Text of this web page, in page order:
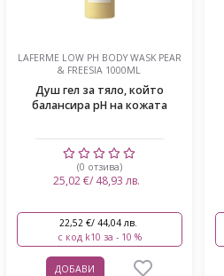
LAFERME LOW PH BODY WASK PEAR
& FREESIA 1000ML
Душ гел за тяло, който
балансира pH на кожата
(0 отзива)
25,02 €/ 48,93 лв.
22,52 €/ 44,04 лв.
с код k10 за - 10 %
ДОБАВИ